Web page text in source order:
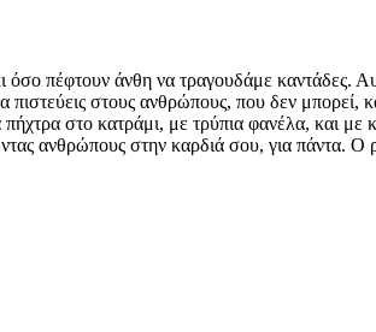
πέφτουν άνθη να τραγουδάμε καντάδες.
πιστεύεις στους ανθρώπους, που δεν μπορεί,
στο κατράμι, με τρύπια φανέλα, και με
ανθρώπους στην καρδιά σου, για πάντα. Ο